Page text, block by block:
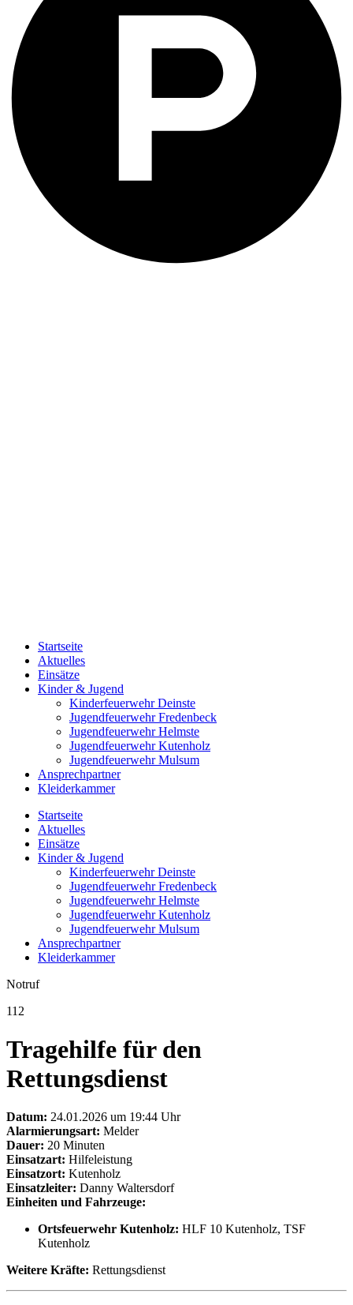
Startseite
Aktuelles
Einsätze
Kinder & Jugend
Kinderfeuerwehr Deinste
Jugendfeuerwehr Fredenbeck
Jugendfeuerwehr Helmste
Jugendfeuerwehr Kutenholz
Jugendfeuerwehr Mulsum
Ansprechpartner
Kleiderkammer
Startseite
Aktuelles
Einsätze
Kinder & Jugend
Kinderfeuerwehr Deinste
Jugendfeuerwehr Fredenbeck
Jugendfeuerwehr Helmste
Jugendfeuerwehr Kutenholz
Jugendfeuerwehr Mulsum
Ansprechpartner
Kleiderkammer
Notruf
112
Tragehilfe für den
Rettungsdienst
Datum: 24.01.2026 um 19:44 Uhr
Alarmierungsart: Melder
Dauer: 20 Minuten
Einsatzart: Hilfeleistung
Einsatzort: Kutenholz
Einsatzleiter: Danny Waltersdorf
Einheiten und Fahrzeuge:
Ortsfeuerwehr Kutenholz: HLF 10 Kutenholz, TSF
Kutenholz
Weitere Kräfte: Rettungsdienst